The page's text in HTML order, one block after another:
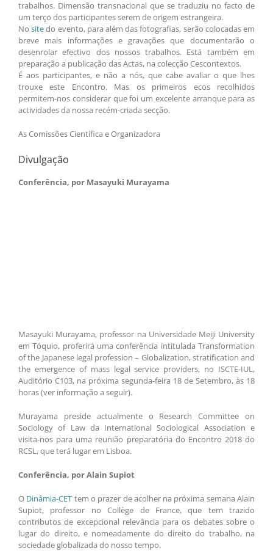
trabalhos. Dimensão transnacional que se traduziu no facto de
um terço dos participantes serem de origem estrangeira.
Nositedo evento, para além das fotografias, serão colocadas em
breve mais informações e gravações que documentarão o
desenrolar efectivo dos nossos trabalhos. Está também em
preparação a publicação das Actas, na colecção Cescontextos.
É aos participantes, e não a nós, que cabe avaliar o que lhes
trouxe este Encontro. Mas os primeiros ecos recolhidos
permitem-nos considerar que foi um excelente arranque para as
actividades da nossa recém-criada secção.
As Comissões Científica e Organizadora
Divulgação
Conferência, por Masayuki Murayama
Masayuki Murayama, professor na Universidade Meiji University
em Tóquio, proferirá uma conferência intitulada Transformation
of the Japanese legal profession – Globalization, stratification and
the emergence of mass legal service providers, no ISCTE-IUL,
Auditório C103, na próxima segunda-feira 18 de Setembro, às 18
horas (ver informação a seguir).
Murayama preside actualmente o Research Committee on
Sociology of Law da International Sociological Association e
visita-nos para uma reunião preparatória do Encontro 2018 do
RCSL, que terá lugar em Lisboa.
Conferência, por Alain Supiot
O Dinâmia-CET tem o prazer de acolher na próxima semana Alain
Supiot, professor no Collège de France, que tem trazido
contributos de excepcional relevância para os debates sobre o
lugar do direito, e nomeadamente do direito do trabalho, na
sociedade globalizada do nosso tempo.